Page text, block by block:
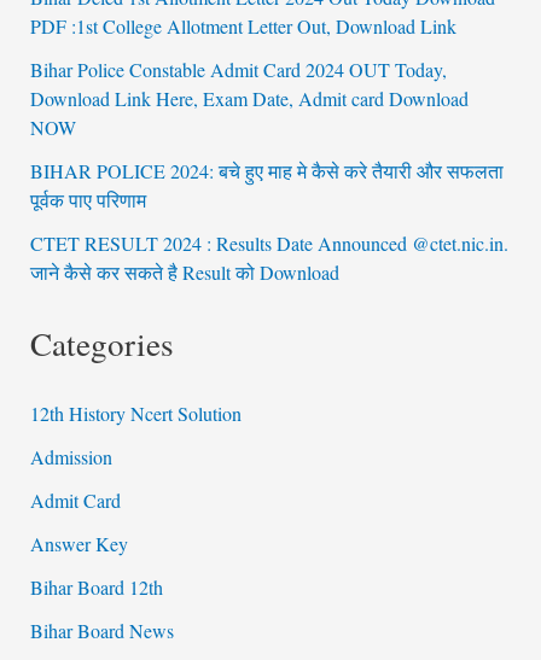
PDF :1st College Allotment Letter Out, Download Link
Bihar Police Constable Admit Card 2024 OUT Today,
Download Link Here, Exam Date, Admit card Download
NOW
BIHAR POLICE 2024: बचे हुए माह मे कैसे करे तैयारी और सफलता
पूर्वक पाए परिणाम
CTET RESULT 2024 : Results Date Announced @ctet.nic.in.
जाने कैसे कर सकते है Result को Download
Categories
12th History Ncert Solution
Admission
Admit Card
Answer Key
Bihar Board 12th
Bihar Board News